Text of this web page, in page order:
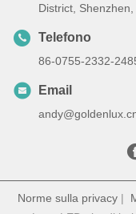
District,
Telefono
86-0755-2332-
Email
Norme sulla privacy |